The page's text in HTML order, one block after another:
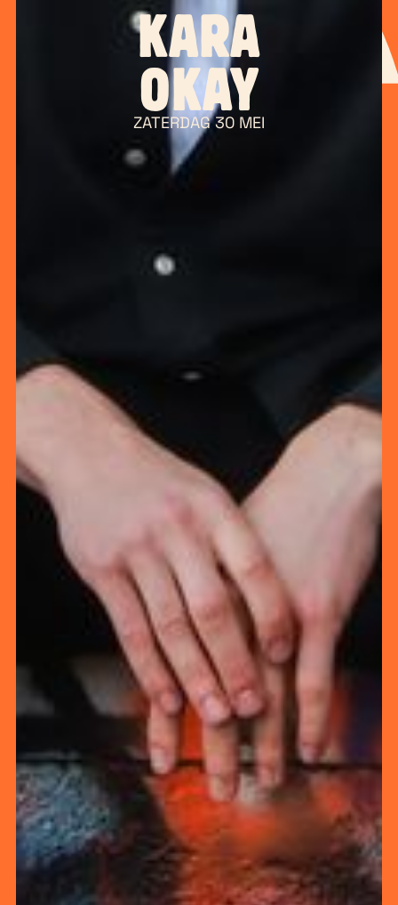
KARA
OKAY
ZATERDAG 30 MEI